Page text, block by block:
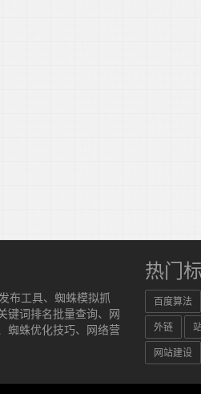
布工具、蜘蛛模拟抓
键词排名批量查询、网
蜘蛛优化技巧、网络营
热门
百度算法
外链
网站建设